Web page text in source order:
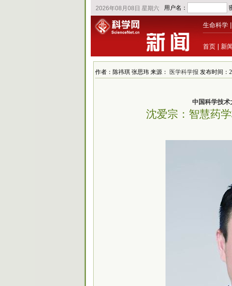
生命科学
首页 新
作者：陈祎琪 张思玮 来源： 医学科学报 发布时间：
中国科学技术
沈爱宗：智慧药